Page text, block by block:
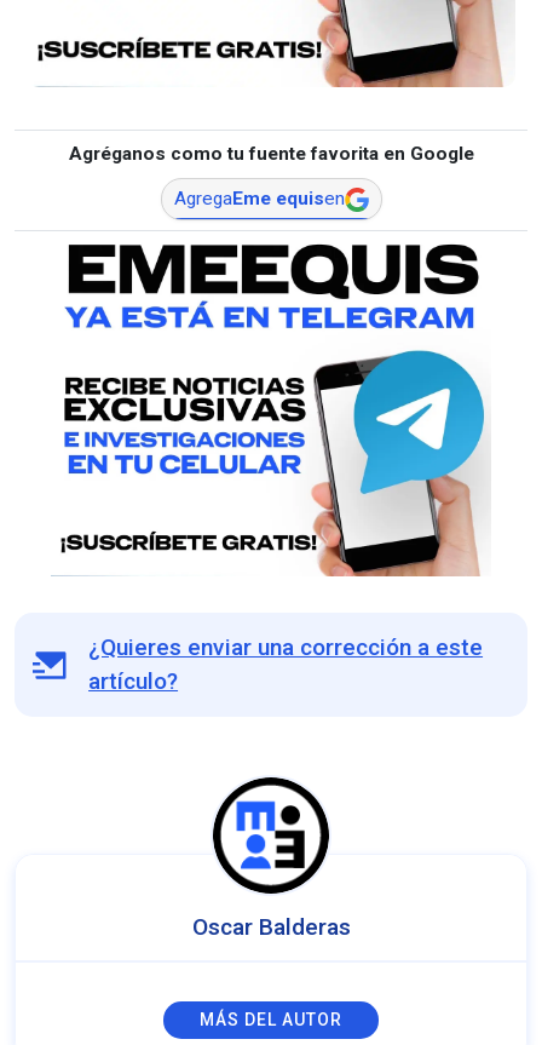
Agréganos como tu fuente favorita en Google
AgregaEme equisen
¿Quieres enviar una corrección a este
artículo?
Oscar Balderas
MÁS DEL AUTOR